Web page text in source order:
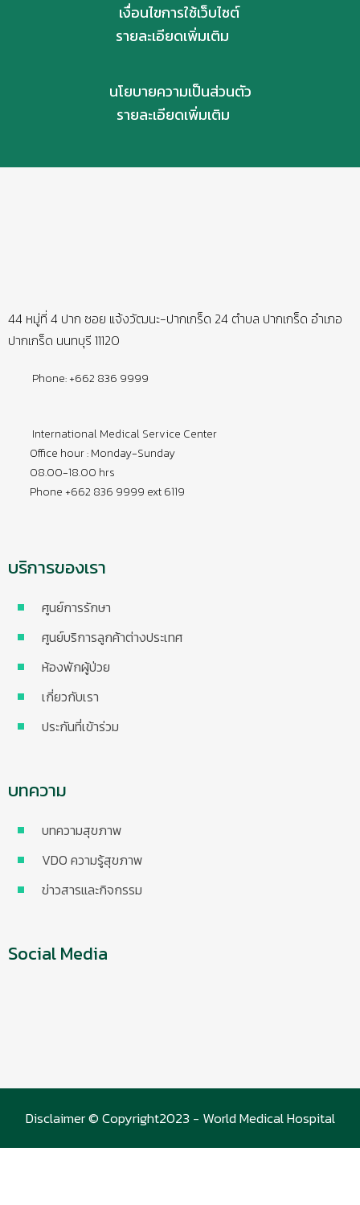
เงื่อนไขการใช้เว็บไซต์
รายละเอียดเพิ่มเติม
นโยบายความเป็นส่วนตัว
รายละเอียดเพิ่มเติม
44 หมู่ที่ 4 ปาก ซอย แจ้งวัฒนะ-ปากเกร็ด 24 ตำบล ปากเกร็ด อำเภอ
ปากเกร็ด นนทบุรี 11120
Phone: +662 836 9999
International Medical Service Center
Office hour : Monday-Sunday
08.00-18.00 hrs
Phone +662 836 9999 ext 6119
บริการของเรา
ศูนย์การรักษา
ศูนย์บริการลูกค้าต่างประเทศ
ห้องพักผู้ป่วย
เกี่ยวกับเรา
ประกันที่เข้าร่วม
บทความ
บทความสุขภาพ
VDO ความรู้สุขภาพ
ข่าวสารและกิจกรรม
Social Media
Disclaimer © Copyright2023 - World Medical Hospital